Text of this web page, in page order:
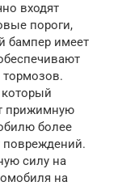
входят
пороги,
бампер имеет
тормозов.
прижимную
более
силу на
на